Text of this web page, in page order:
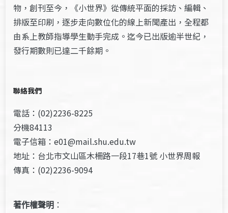
物，創刊至今，《小世界》從傳統平面的採訪、編輯、
排版至印刷，逐步走向數位化的線上新聞產出，全程都
由系上教師指導學生動手完成。迄今已出版逾半世紀，
發行期數則已達二千餘期。
聯絡我們
電話：(02)2236-8225
分機84113
電子信箱：e01@mail.shu.edu.tw
地址：台北市文山區木柵路一段17巷1號 小世界周報
傳真：(02)2236-9094
著作權聲明 ：